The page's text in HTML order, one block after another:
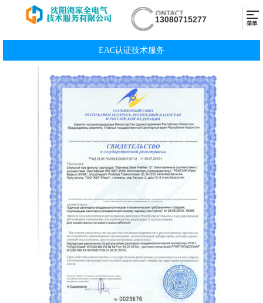
13080715277
EAC认证技术服务